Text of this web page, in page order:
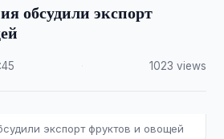
обсудили экспорт
1023 views
экспорт фруктов и овощей